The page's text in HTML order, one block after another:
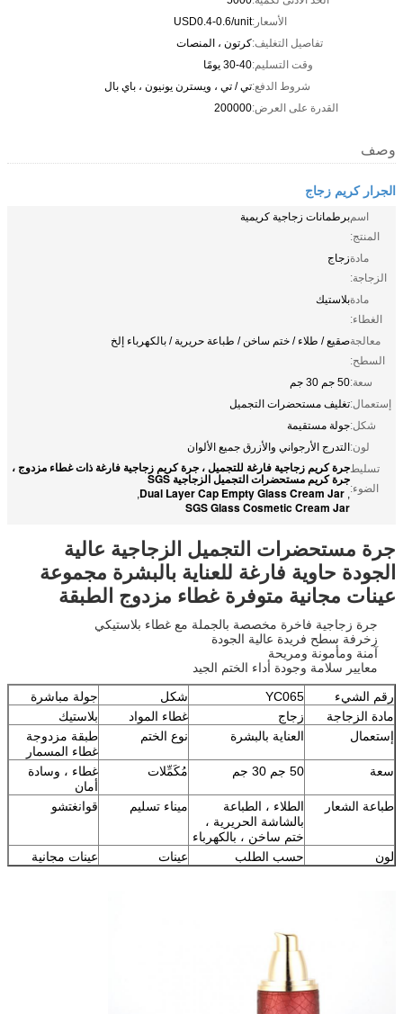
الأسعار:USD0.4-0.6/unit
تفاصيل التغليف:كرتون ، المنصات
وقت التسليم:30-40 يومًا
شروط الدفع:تي / تي ، ويسترن يونيون ، باي بال
القدرة على العرض:200000
وصف
الجرار كريم زجاج
اسم
المنتج:
برطمانات زجاجية كريمية
مادة
الزجاجة:
زجاج
مادة
الغطاء:
بلاستيك
معالجة
السطح:
صقيع / طلاء / ختم ساخن / طباعة حريرية / بالكهرباء إلخ
سعة:50 جم 30 جم
إستعمال:تغليف مستحضرات التجميل
شكل:جولة مستقيمة
لون:التدرج الأرجواني والأزرق جميع الألوان
تسليط
الضوء:
جرة كريم زجاجية فارغة للتجميل ، جرة كريم زجاجية فارغة ذات غطاء مزدوج ،
جرة كريم مستحضرات التجميل الزجاجية SGS
,
Dual Layer Cap Empty Glass Cream Jar
,
SGS Glass Cosmetic Cream Jar
جرة مستحضرات التجميل الزجاجية عالية
الجودة حاوية فارغة للعناية بالبشرة مجموعة
عينات مجانية متوفرة غطاء مزدوج الطبقة
جرة زجاجية فاخرة مخصصة بالجملة مع غطاء بلاستيكي
زخرفة سطح فريدة عالية الجودة
آمنة ومأمونة ومريحة
معايير سلامة وجودة أداء الختم الجيد
رقم الشيء
YC065 شكل
جولة مباشرة
مادة الزجاجة
زجاج غطاء المواد
بلاستيك
إستعمال
العناية بالبشرة نوع الختم
طبقة مزدوجة
غطاء المسمار
سعة
50 جم 30 جم مُكَمِّلات
غطاء ، وسادة
أمان
طباعة الشعار
الطلاء ، الطباعة
بالشاشة الحريرية ،
ختم ساخن ، بالكهرباء
ميناء تسليم قوانغتشو
لون حسب الطلب عينات عينات مجانية